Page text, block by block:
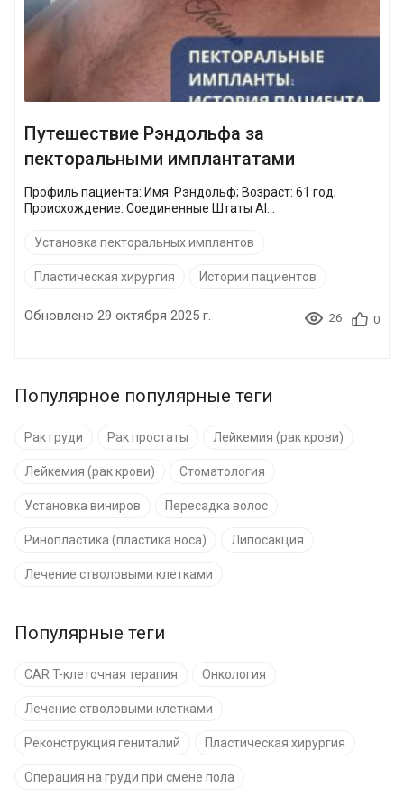
Путешествие Рэндольфа за
пекторальными имплантатами
Профиль пациента: Имя: Рэндольф; Возраст: 61 год;
Происхождение: Соединенные Штаты Аl...
Установка пекторальных имплантов
Пластическая хирургия Истории пациентов
Обновлено 29 октября 2025 г. 26 0
Популярное популярные теги
Рак груди Рак простаты Лейкемия (рак крови)
Лейкемия (рак крови) Стоматология
Установка виниров Пересадка волос
Ринопластика (пластика носа) Липосакция
Лечение стволовыми клетками
Популярные теги
CAR T-клеточная терапия Онкология
Лечение стволовыми клетками
Реконструкция гениталий Пластическая хирургия
Операция на груди при смене пола